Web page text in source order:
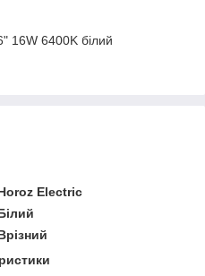
16W 6400K білий
Electric